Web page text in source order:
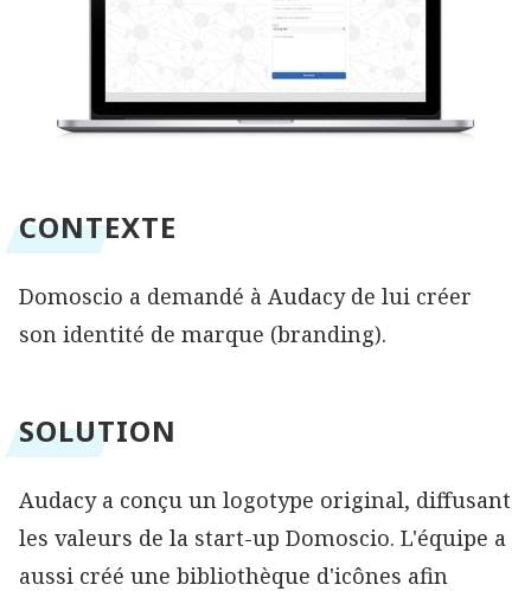
CONTEXTE
Domoscio a demandé à Audacy de lui créer
son identité de marque (branding).
SOLUTION
Audacy a conçu un logotype original, diffusant
les valeurs de la start-up Domoscio. L'équipe a
aussi créé une bibliothèque d'icônes afin